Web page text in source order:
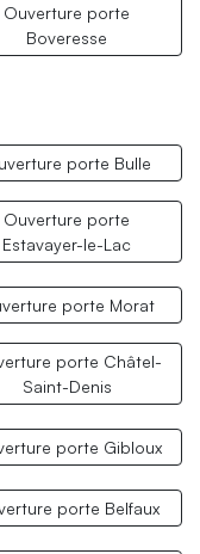
Ouverture porte
Boveresse
porte Bulle
Ouverture porte
Estavayer-le-Lac
porte Morat
porte Châtel-
Saint-Denis
porte Gibloux
porte Belfaux